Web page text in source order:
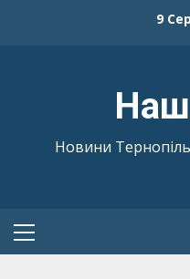
9
Новини
Primary